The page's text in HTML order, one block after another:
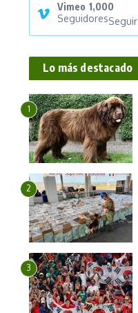
Vimeo 1,000
SeguidoresSeguir
Lo más destacado
1
2
3